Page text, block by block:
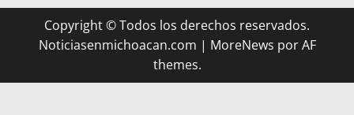
Copyright © Todos los derechos reservados.
Noticiasenmichoacan.com | MoreNews por AF
themes.